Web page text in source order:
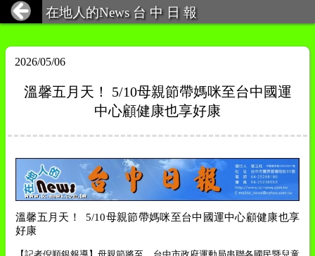
在地人的News 台 中 日 報
2026/05/06
溫馨五月天！ 5/10母親節帶媽咪至台中國運
中心顧健康也享好康
溫馨五月天！ 5/10母親節帶媽咪至台中國運中心顧健康也享
好康